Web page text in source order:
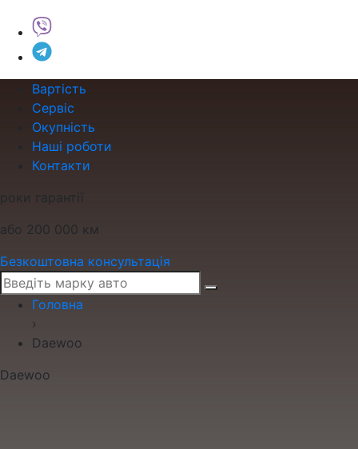
Вартість
Сервіс
Окупність
Наші роботи
Контакти
роки гарантії
або 200 000 км
Безкоштовна консультація
Головна
›
Daewoo
Daewoo